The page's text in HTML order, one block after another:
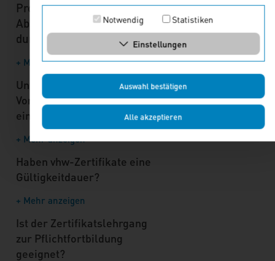
Notwendig Statistiken
Einstellungen
Auswahl bestätigen
Alle akzeptieren
Programmänderungen und
Absage von Veranstaltungen
durch den vhw informiert?
+ Mehr anzeigen
Unter welchen
Voraussetzungen erhalte ich
ein vhw-Zertifikat?
+ Mehr anzeigen
Haben vhw-Zertifikate eine
Gültigkeitdauer?
+ Mehr anzeigen
Ist der Zertifikatslehrgang
zur Pflichtfortbildung
geeignet?